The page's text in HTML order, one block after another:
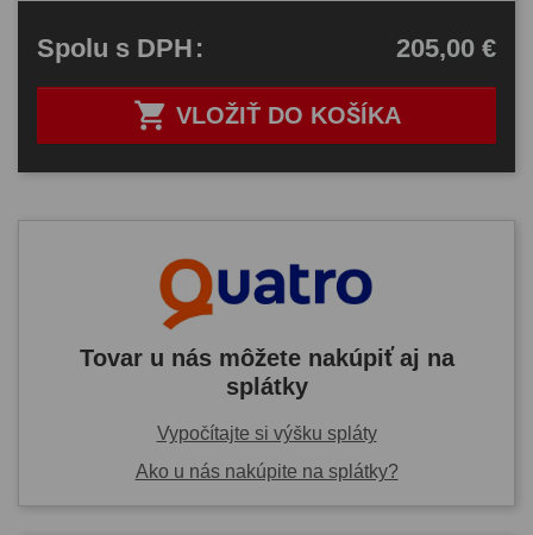
 VLOŽIŤ DO KOŠÍKA
Spolu s DPH: 205,00 €
Tovar u nás môžete nakúpiť aj na
splátky
Vypočítajte si výšku spláty
Ako u nás nakúpite na splátky?